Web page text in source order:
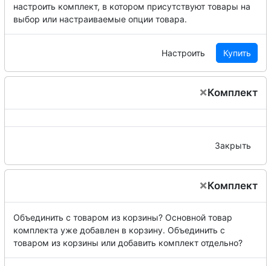
настроить комплект, в котором присутствуют товары на
выбор или настраиваемые опции товара.
Настроить Купить
×Комплект
Закрыть
×Комплект
Объединить с товаром из корзины? Основной товар
комплекта уже добавлен в корзину. Объединить с
товаром из корзины или добавить комплект отдельно?